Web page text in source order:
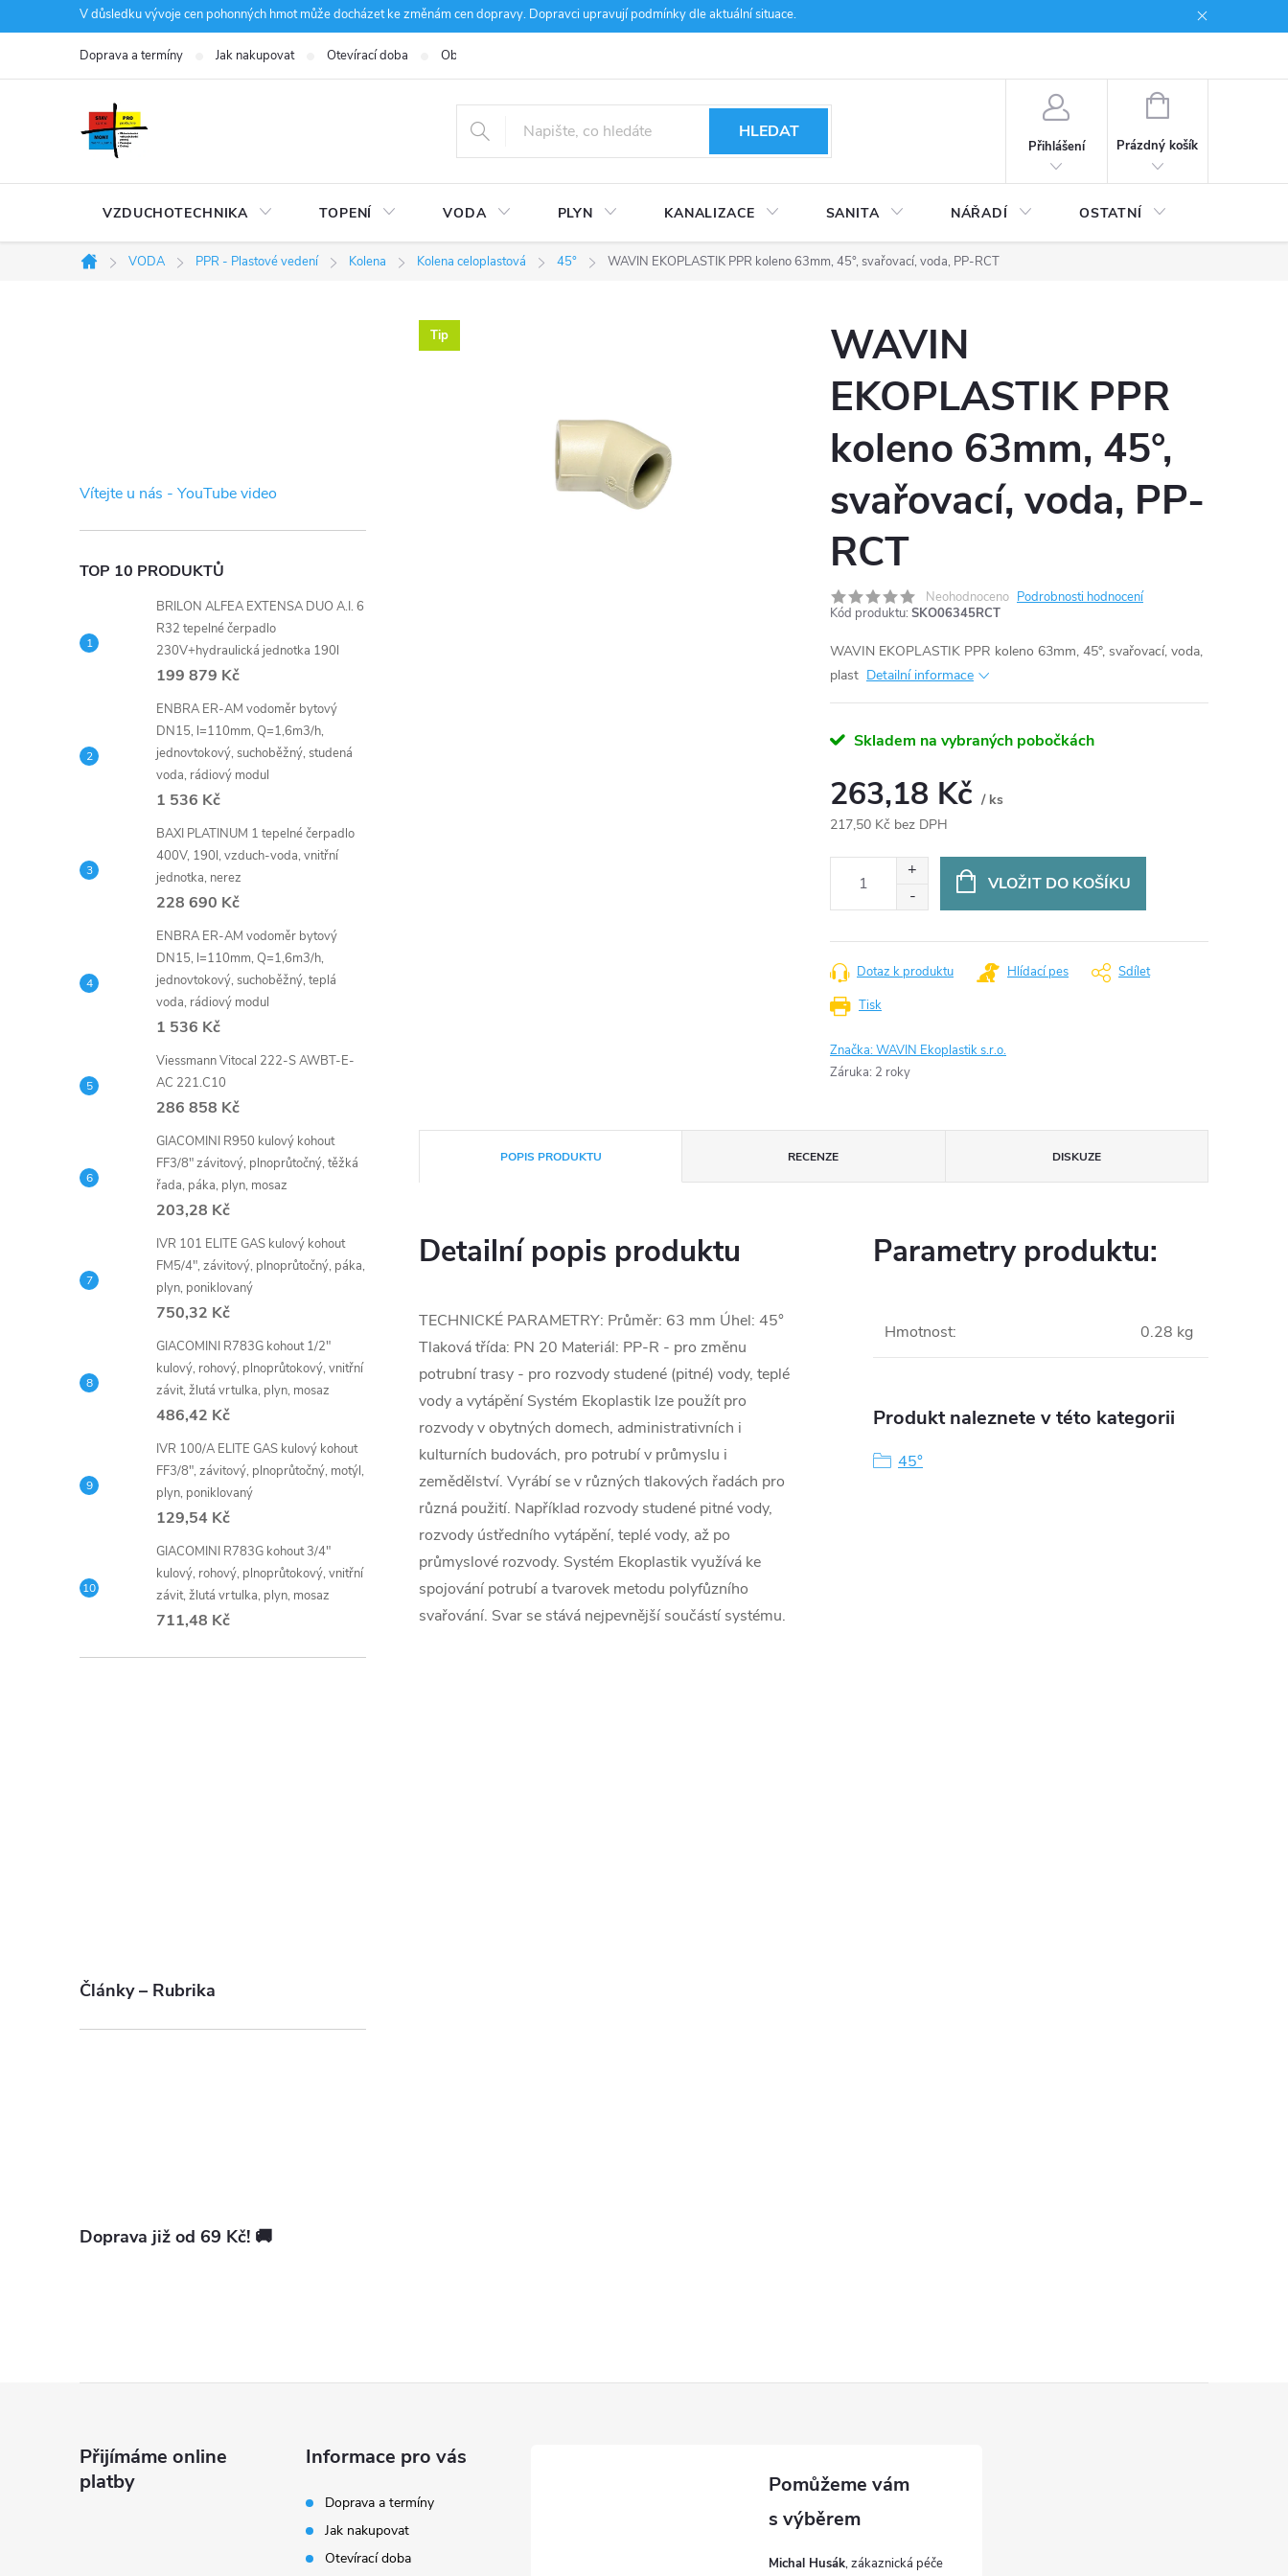
na
V důsledku vývoje cen pohonných hmot může docházet ke změnám cen dopravy. Dopravci upravují podmínky dle aktuální situace.
Doprava a termíny Jak nakupovat Otevírací doba Obchodní podmínky
HLEDAT
Přihlášení
NÁKUPNÍ
Prázdný košík
VZDUCHOTECHNIKA TOPENÍ VODA PLYN KANALIZACE SANITA NÁŘADÍ OSTATNÍ
Domů
VODA PPR - Plastové vedení Kolena Kolena celoplastová 45° WAVIN EKOPLASTIK PPR koleno 63mm, 45°, svařovací, voda, PP-RCT
t
r
a
n
p
n
l
Vítejte u nás - YouTube video
TOP 10 PRODUKTŮ
BRILON ALFEA EXTENSA DUO A.I. 6
R32 tepelné čerpadlo
230V+hydraulická jednotka 190l
199 879 Kč
ENBRA ER-AM vodoměr bytový
DN15, l=110mm, Q=1,6m3/h,
jednovtokový, suchoběžný, studená
voda, rádiový modul
1 536 Kč
BAXI PLATINUM 1 tepelné čerpadlo
400V, 190l, vzduch-voda, vnitřní
jednotka, nerez
228 690 Kč
ENBRA ER-AM vodoměr bytový
DN15, l=110mm, Q=1,6m3/h,
jednovtokový, suchoběžný, teplá
voda, rádiový modul
1 536 Kč
Viessmann Vitocal 222-S AWBT-E-
AC 221.C10
286 858 Kč
GIACOMINI R950 kulový kohout
FF3/8" závitový, plnoprůtočný, těžká
řada, páka, plyn, mosaz
203,28 Kč
IVR 101 ELITE GAS kulový kohout
FM5/4", závitový, plnoprůtočný, páka,
plyn, poniklovaný
750,32 Kč
GIACOMINI R783G kohout 1/2"
kulový, rohový, plnoprůtokový, vnitřní
závit, žlutá vrtulka, plyn, mosaz
486,42 Kč
IVR 100/A ELITE GAS kulový kohout
FF3/8", závitový, plnoprůtočný, motýl,
plyn, poniklovaný
129,54 Kč
GIACOMINI R783G kohout 3/4"
kulový, rohový, plnoprůtokový, vnitřní
závit, žlutá vrtulka, plyn, mosaz
711,48 Kč
Články – Rubrika
Doprava již od 69 Kč! 🚚
Tip
WAVIN
EKOPLASTIK PPR
koleno 63mm, 45°,
svařovací, voda, PP-
RCT
Neohodnoceno Podrobnosti hodnocení
Kód produktu: SKO06345RCT
WAVIN EKOPLASTIK PPR koleno 63mm, 45°, svařovací, voda,
plast Detailní informace
Skladem na vybraných pobočkách
263,18 Kč / ks
217,50 Kč bez DPH
VLOŽIT DO KOŠÍKU
Tisk
Dotaz k produktu Hlídací pes Sdílet
Značka:WAVIN Ekoplastik s.r.o.
Záruka: 2 roky
POPIS PRODUKTU RECENZE DISKUZE
Detailní popis produktu
TECHNICKÉ PARAMETRY: Průměr: 63 mm Úhel: 45°
Tlaková třída: PN 20 Materiál: PP-R - pro změnu
potrubní trasy - pro rozvody studené (pitné) vody, teplé
vody a vytápění Systém Ekoplastik lze použít pro
rozvody v obytných domech, administrativních i
kulturních budovách, pro potrubí v průmyslu i
zemědělství. Vyrábí se v různých tlakových řadách pro
různá použití. Například rozvody studené pitné vody,
rozvody ústředního vytápění, teplé vody, až po
průmyslové rozvody. Systém Ekoplastik využívá ke
spojování potrubí a tvarovek metodu polyfůzního
svařování. Svar se stává nejpevnější součástí systému.
Parametry produktu:
Hmotnost: 0.28 kg
Produkt naleznete v této kategorii
45°
Přijímáme online
platby
Informace pro vás
Doprava a termíny
Jak nakupovat
Otevírací doba
Michal Husák